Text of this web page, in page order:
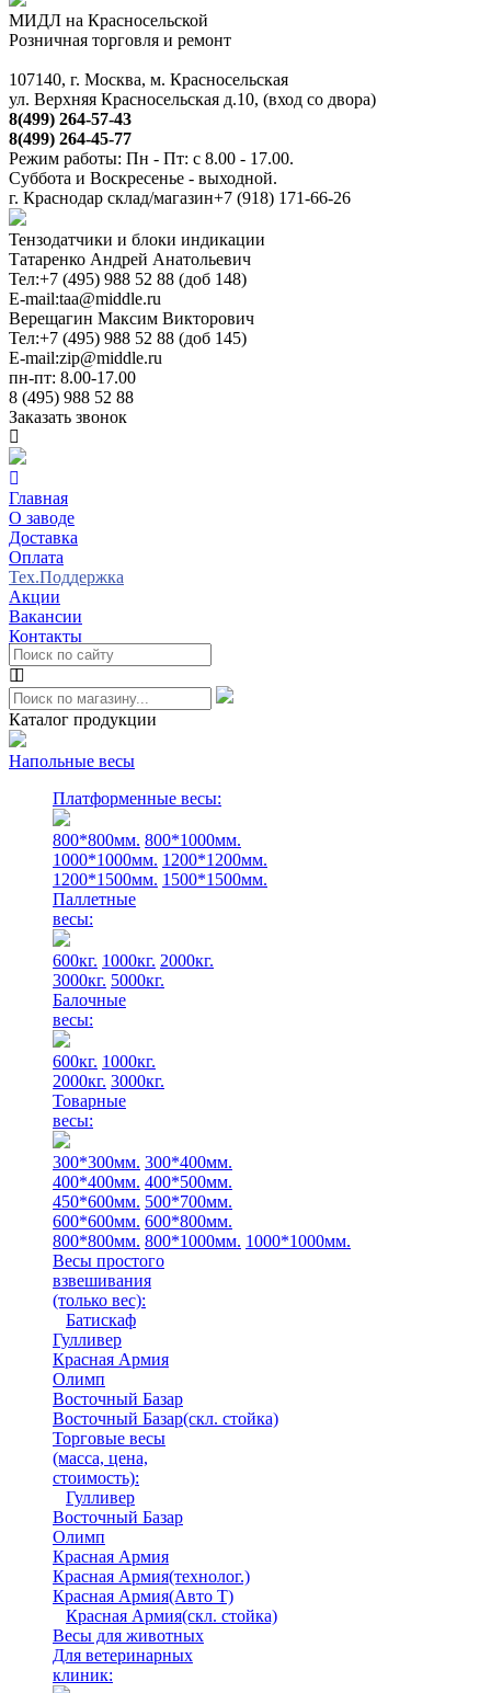
МИДЛ на Красносельской
Розничная торговля и ремонт
107140, г. Москва, м. Красносельская
ул. Верхняя Красносельская д.10, (вход со двора)
8(499) 264-57-43
8(499) 264-45-77
Режим работы: Пн - Пт: с 8.00 - 17.00.
Суббота и Воскресенье - выходной.
г. Краснодар склад/магазин+7 (918) 171-66-26
Тензодатчики и блоки индикации
Татаренко Андрей Анатольевич
Тел:+7 (495) 988 52 88 (доб 148)
E-mail:taa@middle.ru
Верещагин Максим Викторович
Тел:+7 (495) 988 52 88 (доб 145)
E-mail:zip@middle.ru
пн-пт: 8.00-17.00
8 (495) 988 52 88
Заказать звонок
Главная
О заводе
Доставка
Оплата
Тех.Поддержка
Акции
Вакансии
Контакты
Каталог продукции
Напольные весы
Платформенные весы:
800*800мм. 800*1000мм.
1000*1000мм. 1200*1200мм.
1200*1500мм. 1500*1500мм.
Паллетные
весы:
600кг. 1000кг. 2000кг.
3000кг. 5000кг.
Балочные
весы:
600кг. 1000кг.
2000кг. 3000кг.
Товарные
весы:
300*300мм. 300*400мм.
400*400мм. 400*500мм.
450*600мм. 500*700мм.
600*600мм. 600*800мм.
800*800мм. 800*1000мм. 1000*1000мм.
Весы простого
взвешивания
(только вес):
Батискаф
Гулливер
Красная Армия
Олимп
Восточный Базар
Восточный Базар(скл. стойка)
Торговые весы
(масса, цена,
стоимость):
Гулливер
Восточный Базар
Олимп
Красная Армия
Красная Армия(технолог.)
Красная Армия(Авто Т)
Красная Армия(скл. стойка)
Весы для животных
Для ветеринарных
клиник: